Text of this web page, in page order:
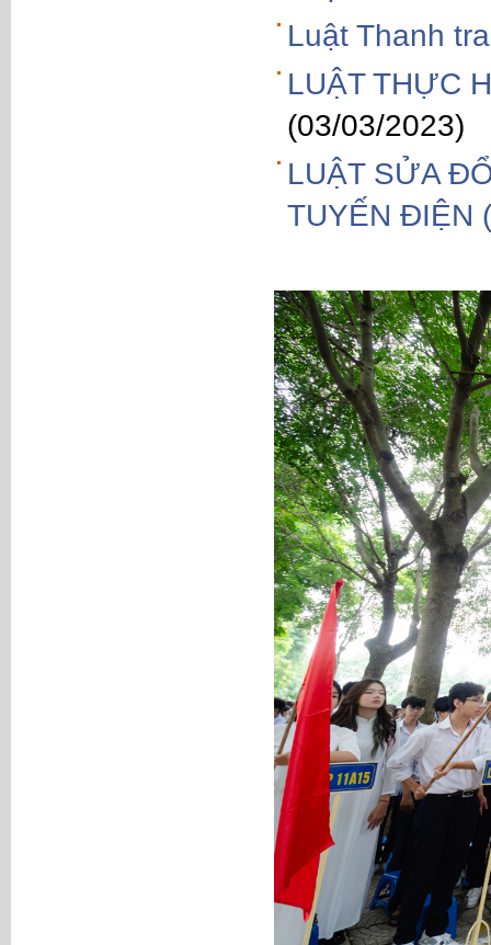
Luật Thanh
LUẬT THỰC
(03/03/2023)
LUẬT SỬA
TUYẾN ĐIỆN